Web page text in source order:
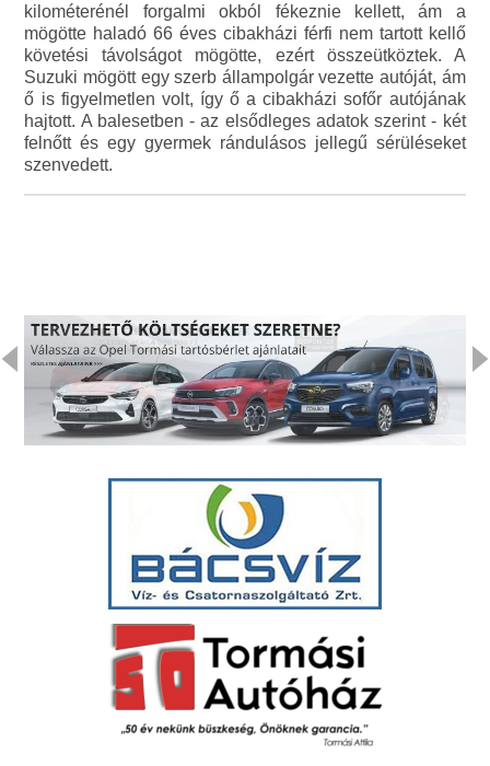
kilométerénél forgalmi okból fékeznie kellett, ám a
mögötte haladó 66 éves cibakházi férfi nem tartott kellő
követési távolságot mögötte, ezért összeütköztek. A
Suzuki mögött egy szerb állampolgár vezette autóját, ám
ő is figyelmetlen volt, így ő a cibakházi sofőr autójának
hajtott. A balesetben - az elsődleges adatok szerint - két
felnőtt és egy gyermek rándulásos jellegű sérüléseket
szenvedett.